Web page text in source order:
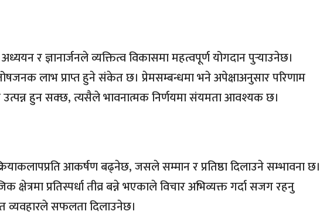
र ज्ञानार्जनले व्यक्तित्व विकासमा महत्वपूर्ण योगदान पुर्‍याउनेछ।
लाभ प्राप्त हुने संकेत छ। प्रेमसम्बन्धमा भने अपेक्षाअनुसार परिणाम
उत्पन्न हुन सक्छ, त्यसैले भावनात्मक निर्णयमा संयमता आवश्यक छ।
आकर्षण बढ्नेछ, जसले सम्मान र प्रतिष्ठा दिलाउने सम्भावना छ।
क्षेत्रमा प्रतिस्पर्धा तीव्र बन्ने भएकाले विचार अभिव्यक्त गर्दा सजग रहनु
व्यवहारले सफलता दिलाउनेछ।